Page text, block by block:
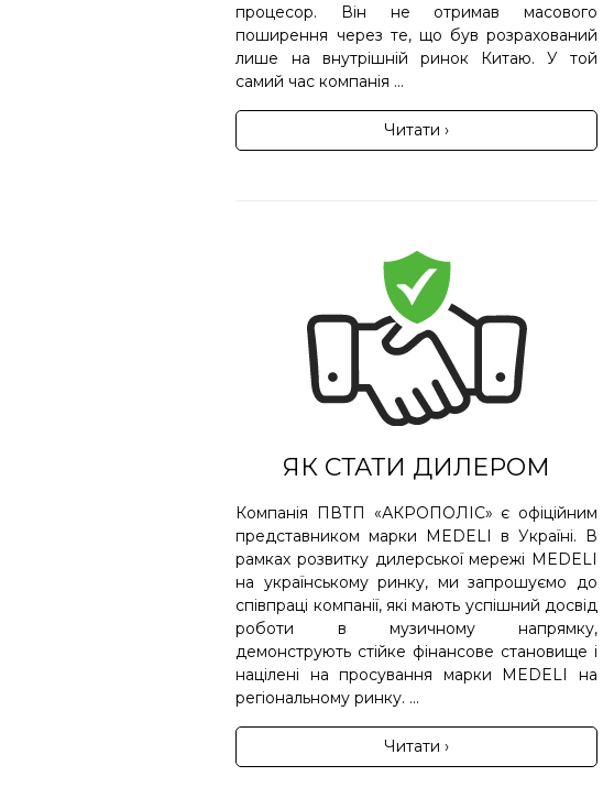
процесор. Він не отримав масового
поширення через те, що був розрахований
лише на внутрішній ринок Китаю. У той
самий час компанія ...
Читати ›
ЯК СТАТИ ДИЛЕРОМ
Компанія ПВТП «АКРОПОЛІС» є офіційним
представником марки MEDELI в Україні. В
рамках розвитку дилерської мережі MEDELI
на українському ринку, ми запрошуємо до
співпраці компанії, які мають успішний досвід
роботи в музичному напрямку,
демонструють стійке фінансове становище і
націлені на просування марки MEDELI на
регіональному ринку. ...
Читати ›